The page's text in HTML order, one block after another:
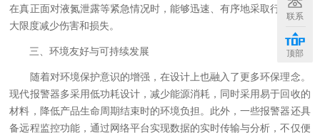
在真正面对液氮泄露等紧急情况时，能够迅速、有序地采取行动，较
大限度减少伤害和损失。
三、环境友好与可持续发展
随着对环境保护意识的增强，在设计上也融入了更多环保理念。
现代报警器多采用低功耗设计，减少能源消耗，同时采用易于回收的
材料，降低产品生命周期结束时的环境负担。此外，一些报警器还具
备远程监控功能，通过网络平台实现数据的实时传输与分析，不仅便
联系
顶部